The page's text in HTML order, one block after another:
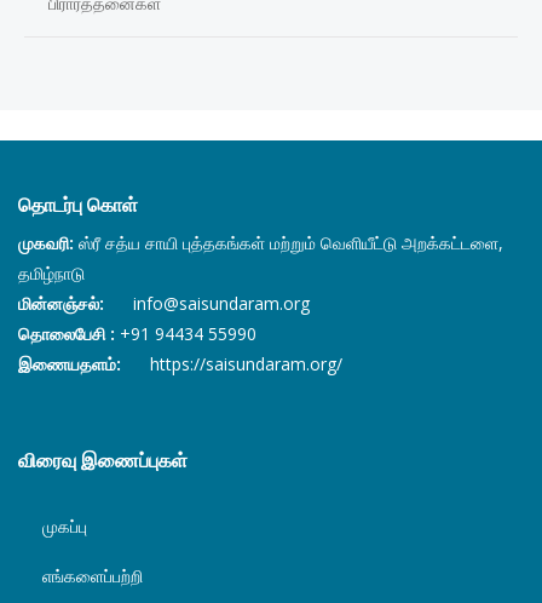
தொடர்பு கொள்
முகவரி: ஸ்ரீ சத்ய சாயி புத்தகங்கள் மற்றும் வெளியீட்டு அறக்கட்டளை,
தமிழ்நாடு
மின்னஞ்சல்:
info@saisundaram.org
தொலைபேசி : +91 94434 55990
இணையதளம்:
https://saisundaram.org/
விரைவு இணைப்புகள்
முகப்பு
எங்களைப்பற்றி